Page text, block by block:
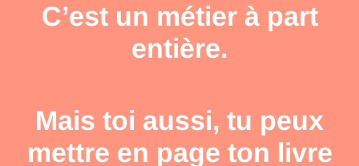
C’est un métier à part
entière.
Mais toi aussi, tu peux
mettre en page ton livre